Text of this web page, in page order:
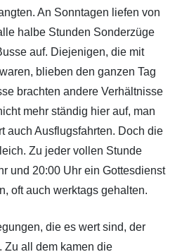
An Sonntagen liefen von
halbe Stunden Sonderzüge
auf. Diejenigen, die mit
blieben den ganzen Tag
brachten andere Verhältnisse
mehr ständig hier auf, man
auch Ausflugsfahrten. Doch die
Zu jeder vollen Stunde
und 20:00 Uhr ein Gottesdienst
oft auch werktags gehalten.
die es wert sind, der
Zu all dem kamen die